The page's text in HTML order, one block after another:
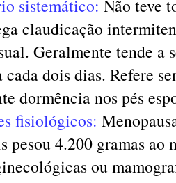
sistemático: Não teve
claudicação
Geralmente tende a
cada dois dias. Refere
dormência nos pés
fisiológicos:
pesou 4.200 gramas ao
ou